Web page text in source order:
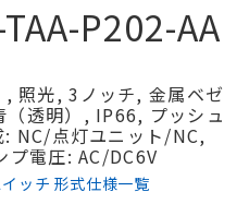
P202-AA
照光, 3ノッチ, 金属ベゼ
透明）, IP66, プッシュ
NC/点灯ユニット/NC,
プ電圧: AC/DC6V
ッチ 形式仕様一覧